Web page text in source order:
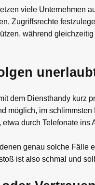
viele Unternehmen
Zugriffsrechte
während
dem Diensthandy kurz
möglich, im
etwa durch Telefonate ins
genau solche Fälle
ist also schmal und